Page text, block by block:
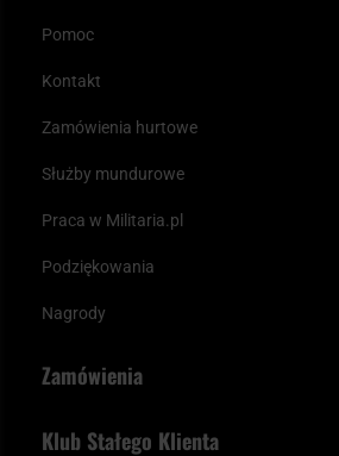
Pomoc
Kontakt
Zamówienia hurtowe
Służby mundurowe
Praca w Militaria.pl
Podziękowania
Nagrody
Zamówienia
Klub Stałego Klienta